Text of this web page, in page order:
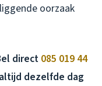
oorzaak
direct 085 019 44
dezelfde dag